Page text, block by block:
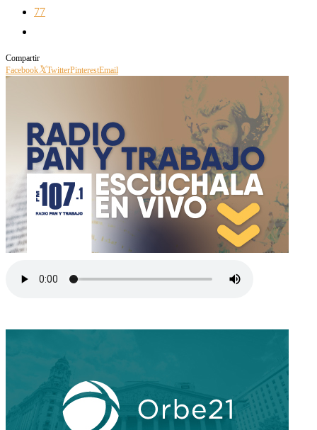
77
Compartir
Facebook
TwitterPinterestEmail